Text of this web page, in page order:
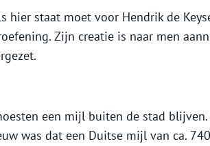
hier staat moet voor Hendrik de
Zijn creatie is naar men
een mijl buiten de stad
was dat een Duitse mijl van ca.